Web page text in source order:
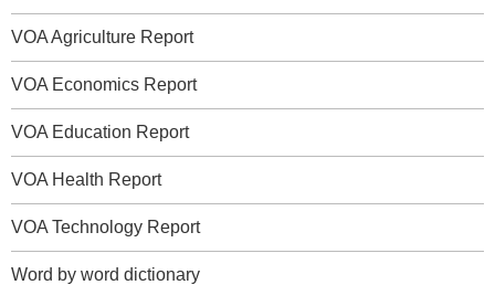
VOA Agriculture Report
VOA Economics Report
VOA Education Report
VOA Health Report
VOA Technology Report
Word by word dictionary